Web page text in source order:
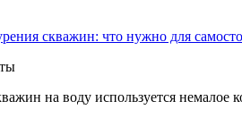
скважин: что нужно для
на воду используется немалое